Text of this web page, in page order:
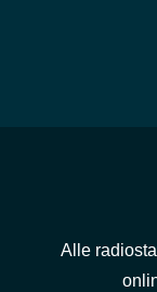
Alle